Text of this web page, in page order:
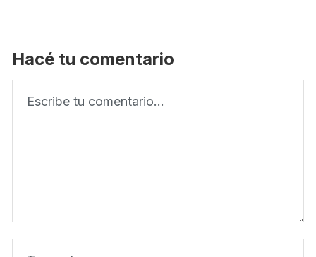
Hacé tu comentario